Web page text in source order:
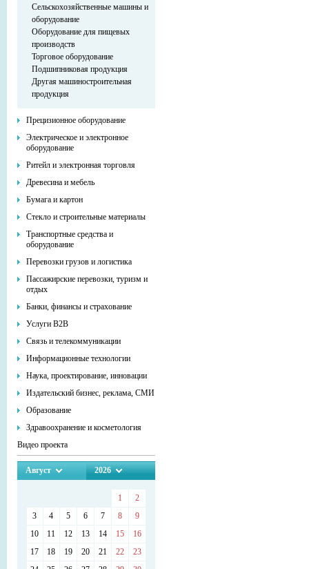
Сельскохозяйственные машины и
оборудование
Оборудование для пищевых
производств
Торговое оборудование
Подшипниковая продукция
Другая машиностроительная
продукция
Прецизионное оборудование
Электрическое и электронное
оборудование
Ритейл и электронная торговля
Древесина и мебель
Бумага и картон
Стекло и строительные материалы
Транспортные средства и
оборудование
Перевозки грузов и логистика
Пассажирские перевозки, туризм и
отдых
Банки, финансы и страхование
Услуги В2В
Связь и телекоммуникации
Информационные технологии
Наука, проектирование, инновации
Издательский бизнес, реклама, СМИ
Образование
Здравоохранение и косметология
Видео проекта
Август 2026
1
2
3
4 5 6 7 8
9
10
11 12 13 14 15
16
17
18 19 20 21 22
23